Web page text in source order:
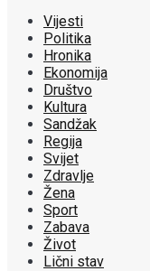
Vijesti
Politika
Hronika
Ekonomija
Društvo
Kultura
Sandžak
Regija
Svijet
Zdravlje
Žena
Sport
Zabava
Život
Lični stav